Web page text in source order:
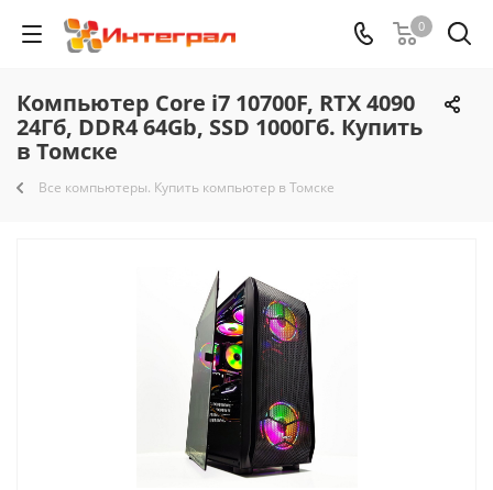
0
Компьютер Core i7 10700F, RTX 4090
24Гб, DDR4 64Gb, SSD 1000Гб. Купить
в Томске
Все компьютеры. Купить компьютер в Томске